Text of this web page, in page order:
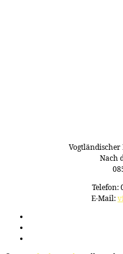
Vogtländischer
Nach
Telefon:
E-Mail: